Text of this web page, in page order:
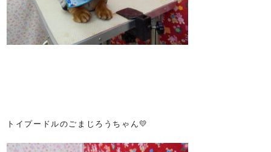
トイプードルのごまじろうちゃん💛